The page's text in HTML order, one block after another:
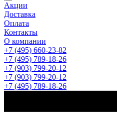
Акции
Доставка
Оплата
Контакты
О компании
+7 (495) 660-23-82
+7 (495) 789-18-26
+7 (903) 799-20-12
+7 (903) 799-20-12
+7 (495) 789-18-26